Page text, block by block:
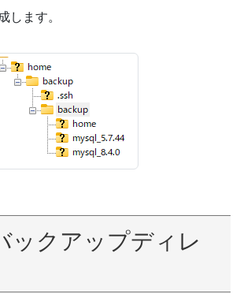
します。
ックアップディレ